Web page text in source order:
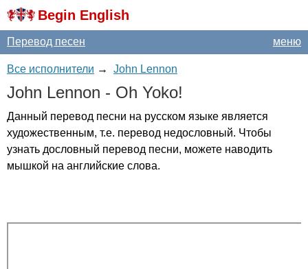
Begin English
меню
Перевод песен
Все исполнители → John Lennon
John Lennon - Oh Yoko!
Данный перевод песни на русском языке является
художественным, т.е. перевод недословный. Чтобы
узнать дословный перевод песни, можете наводить
мышкой на английские слова.